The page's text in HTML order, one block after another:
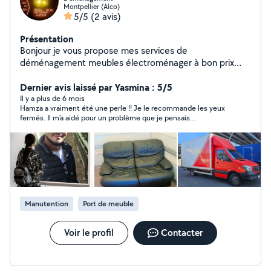
Montpellier (Alco)
5/5 (2 avis)
Présentation
Bonjour je vous propose mes services de
déménagement meubles électroménager à bon prix
Dernier avis laissé par Yasmina : 5/5
Il y a plus de 6 mois
Hamza a vraiment été une perle !! Je le recommande les yeux
fermés. Il m'a aidé pour un problème que je pensais
Manutention Port de meuble
Voir le profil Contacter